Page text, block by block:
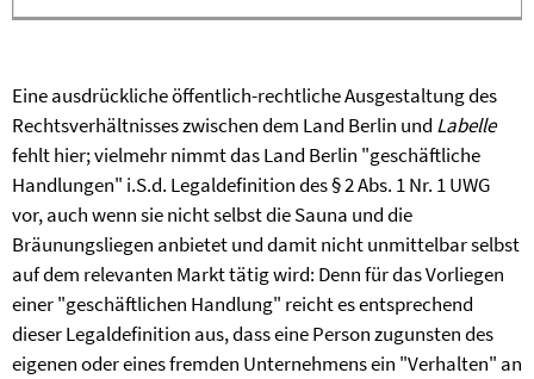
Eine ausdrückliche öffentlich-rechtliche Ausgestaltung des
Rechtsverhältnisses zwischen dem Land Berlin und Labelle
fehlt hier; vielmehr nimmt das Land Berlin "geschäftliche
Handlungen" i.S.d. Legaldefinition des § 2 Abs. 1 Nr. 1 UWG
vor, auch wenn sie nicht selbst die Sauna und die
Bräunungsliegen anbietet und damit nicht unmittelbar selbst
auf dem relevanten Markt tätig wird: Denn für das Vorliegen
einer "geschäftlichen Handlung" reicht es entsprechend
dieser Legaldefinition aus, dass eine Person zugunsten des
eigenen oder eines fremden Unternehmens ein "Verhalten" an